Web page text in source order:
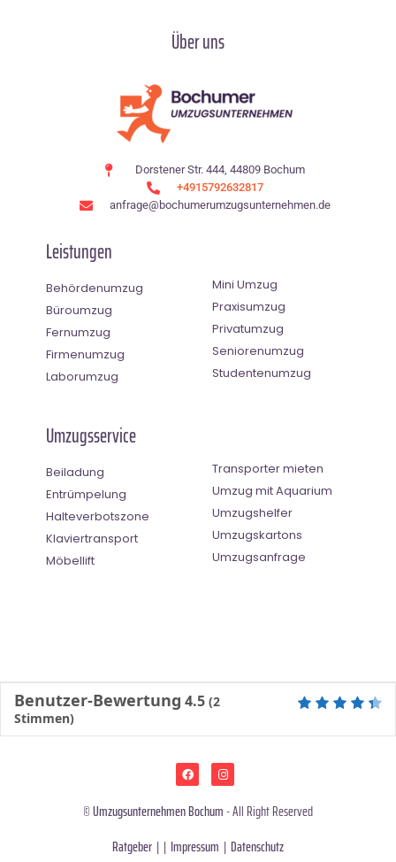
Über uns
Dorstener Str. 444, 44809 Bochum
+4915792632817
anfrage@bochumerumzugsunternehmen.de
Leistungen
Behördenumzug
Büroumzug
Fernumzug
Firmenumzug
Laborumzug
Mini Umzug
Praxisumzug
Privatumzug
Seniorenumzug
Studentenumzug
Umzugsservice
Beiladung
Entrümpelung
Halteverbotszone
Klaviertransport
Möbellift
Transporter mieten
Umzug mit Aquarium
Umzugshelfer
Umzugskartons
Umzugsanfrage
Benutzer-Bewertung 4.5 (2
Stimmen)
©Umzugsunternehmen Bochum - All Right Reserved
Ratgeber | | Impressum | Datenschutz